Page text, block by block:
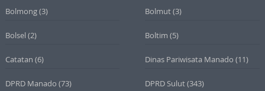
Bolmong(3) Bolmut(3)
Bolsel (2) Boltim (5)
Catatan (6) Dinas Pariwisata Manado (11)
DPRD Manado (73) DPRD Sulut(343)